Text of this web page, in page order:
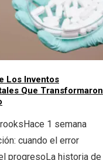
Los Inventos
Que Transformaron
Hace 1 semana
cuando el error
progresoLa historia de